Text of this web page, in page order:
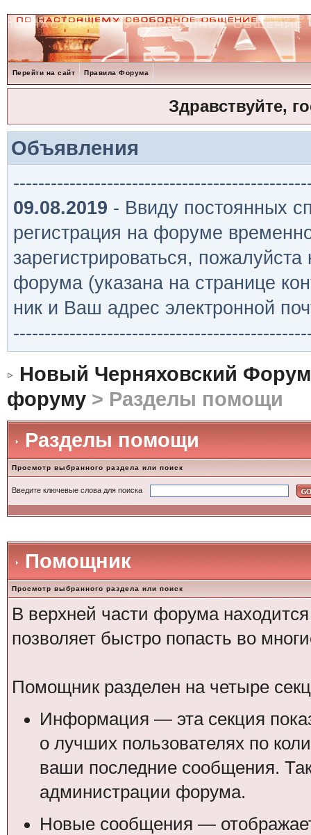
Перейти на сайт Правила Форума
Здравствуйте,
Объявления
09.08.2019 - Ввиду постоянных
регистрация на форуме
зарегистрироваться,
форума (указана на странице
ник и Ваш адрес электронной
Новый Черняховский Форум
форуму> Разделы помощи
Разделы помощи
Просмотр выбранного раздела или поиск
Введите ключевые слова для поиска
Помощник
Просмотр выбранного раздела или поиск
В верхней части форума
позволяет быстро попасть во
Помощник разделен на четыре
Информация — эта секция
о лучших пользователях по
ваши последние сообщения.
администрации форума.
Новые сообщения —